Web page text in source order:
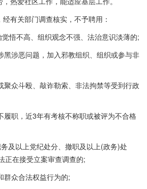
有关部门调查核实，不予聘用：
觉悟不高、组织观念不强、法治意识淡薄的;
黑涉恶问题，加入邪教组织、组织或参与非
聚众斗殴、敲诈勒索、非法拘禁等受到行政
履职，近3年有考核不称职或被评为不合格
及以上党纪处分、撤职及以上(政务)处
正在接受立案审查调查的;
群众合法权益行为的;